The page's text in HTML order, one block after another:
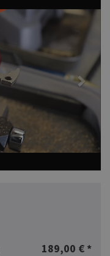
189,00 € *